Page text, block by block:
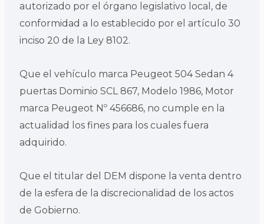
autorizado por el órgano legislativo local, de
conformidad a lo establecido por el artículo 30
inciso 20 de la Ley 8102.
Que el vehículo marca Peugeot 504 Sedan 4
puertas Dominio SCL 867, Modelo 1986, Motor
marca Peugeot Nº 456686, no cumple en la
actualidad los fines para los cuales fuera
adquirido.
Que el titular del DEM dispone la venta dentro
de la esfera de la discrecionalidad de los actos
de Gobierno.